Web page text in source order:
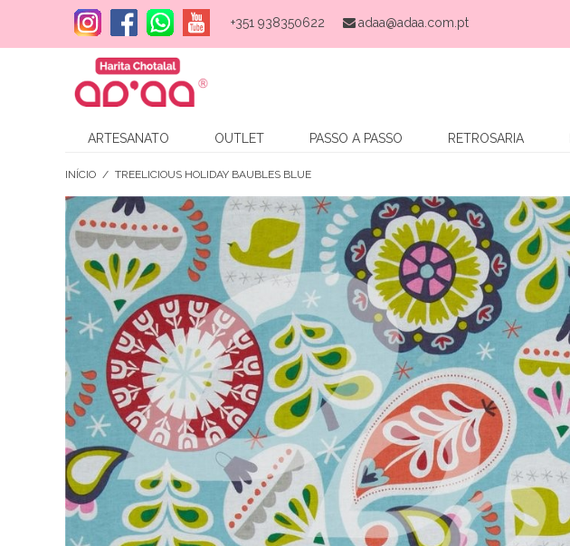
+351 938350622 adaa@adaa.com.pt
ARTESANATO OUTLET PASSO A PASSO RETROSARIA
INÍCIO / TREELICIOUS HOLIDAY BAUBLES BLUE